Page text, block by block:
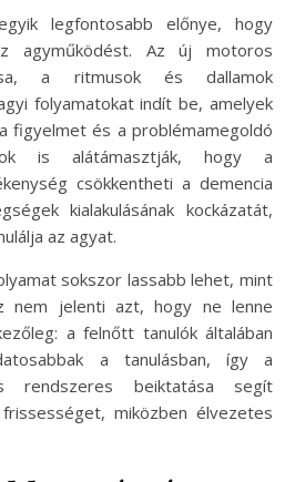
legfontosabb előnye, hogy
agyműködést. Az új motoros
a ritmusok és dallamok
folyamatokat indít be, amelyek
figyelmet és a problémamegoldó
is alátámasztják, hogy a
csökkentheti a demencia
kialakulásának kockázatát,
az agyat.
sokszor lassabb lehet, mint
nem jelenti azt, hogy ne lenne
a felnőtt tanulók általában
a tanulásban, így a
rendszeres beiktatása segít
miközben élvezetes